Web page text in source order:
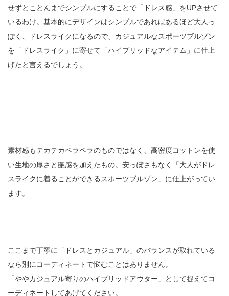
せずとことんまでシンプルにすることで「ドレス感」をUPさせて
いるわけ。基本的にデザインはシンプルであればあるほど大人っ
ぽく、ドレスライクになるので、カジュアルなスポーツブルゾン
を「ドレスライク」に寄せて「ハイブリッドなアイテム」に仕上
げたと言えるでしょう。
素材感もテカテカペラペラのものではなく、高密度コットンを使
い生地の厚さと艶感を加えたもの。安っぽさもなく「大人がドレ
スライクに着ることができるスポーツブルゾン」に仕上がってい
ます。
ここまで丁寧に「ドレスとカジュアル」のバランスが取れている
なら別にコーディネートで悩むことはありません。
「ややカジュアル寄りのハイブリッドアウター」として捉えてコ
ーディネートしてあげてください。